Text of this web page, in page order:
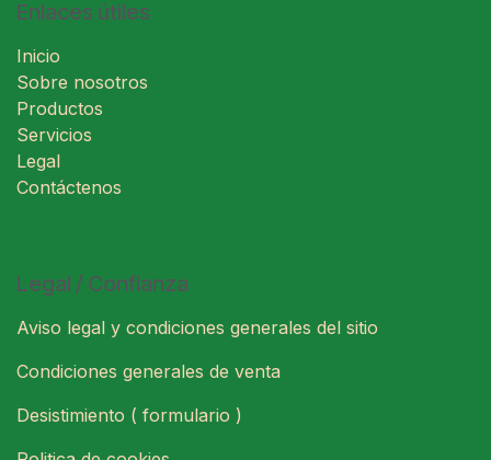
Enlaces útiles
Inicio
Sobre nosotros
Productos
Servicios
Legal
Contáctenos
Legal / Confianza
Aviso legal y condiciones generales del sitio
Condiciones generales de venta
Desistimiento ( formulario )